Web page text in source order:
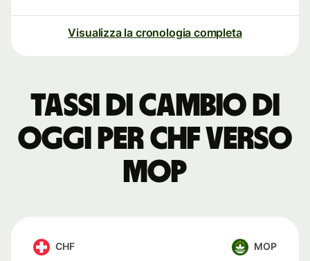
Visualizza la cronologia completa
Tassi di cambio di
oggi per CHF verso
MOP
CHF MOP